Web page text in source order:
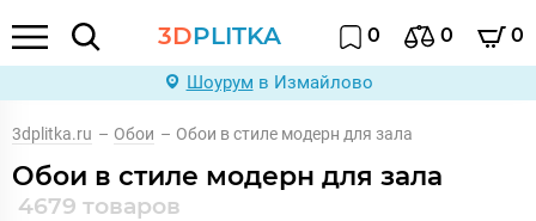
3DPLITKA 0 0 0
Шоурум в Измайлово
3dplitka.ru – Обои – Обои в стиле модерн для зала
Обои в стиле модерн для зала
4679 товаров